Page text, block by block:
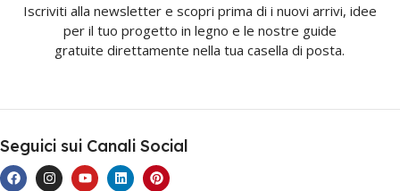
Iscriviti alla newsletter e scopri prima di i nuovi arrivi, idee
per il tuo progetto in legno e le nostre guide
gratuite direttamente nella tua casella di posta.
Seguici sui Canali Social